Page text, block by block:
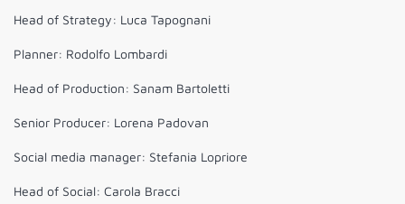
Head of Strategy: Luca Tapognani
Planner: Rodolfo Lombardi
Head of Production: Sanam Bartoletti
Senior Producer: Lorena Padovan
Social media manager: Stefania Lopriore
Head of Social: Carola Bracci